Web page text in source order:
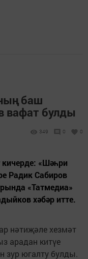
баш
вафат булды
349 0 0
«Шәһри
Радик Сабиров
«Татмедиа»
хәбәр итте.
нәтиҗәле хезмәт
арадан китүе
зур югалту булды.